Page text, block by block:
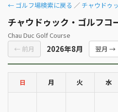
← ゴルフ場検索に戻る ／ チャウドゥ
チャウドゥック・ゴルフコ
Chau Duc Golf Course
← 前月
2026年8月 翌月 →
日 月 火 水